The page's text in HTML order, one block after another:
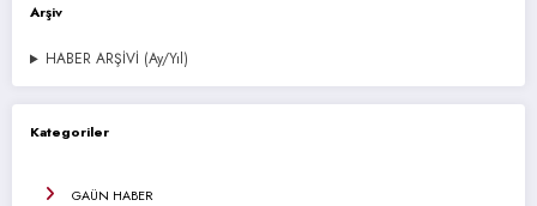
Arşiv
HABER ARŞİVİ (Ay/Yıl)
Kategoriler
GAÜN HABER